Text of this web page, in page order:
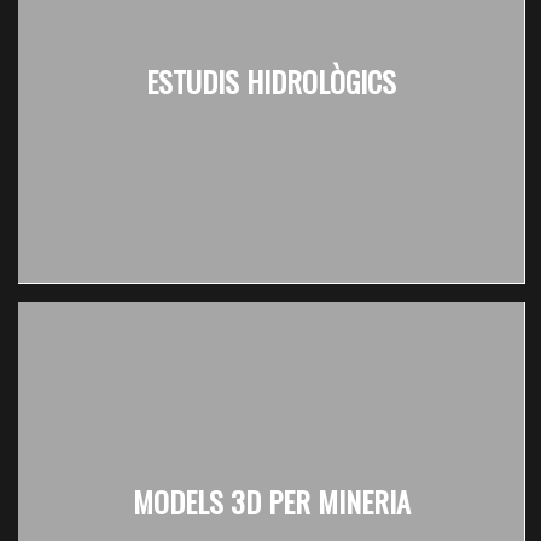
ESTUDIS HIDROLÒGICS
MODELS 3D PER MINERIA